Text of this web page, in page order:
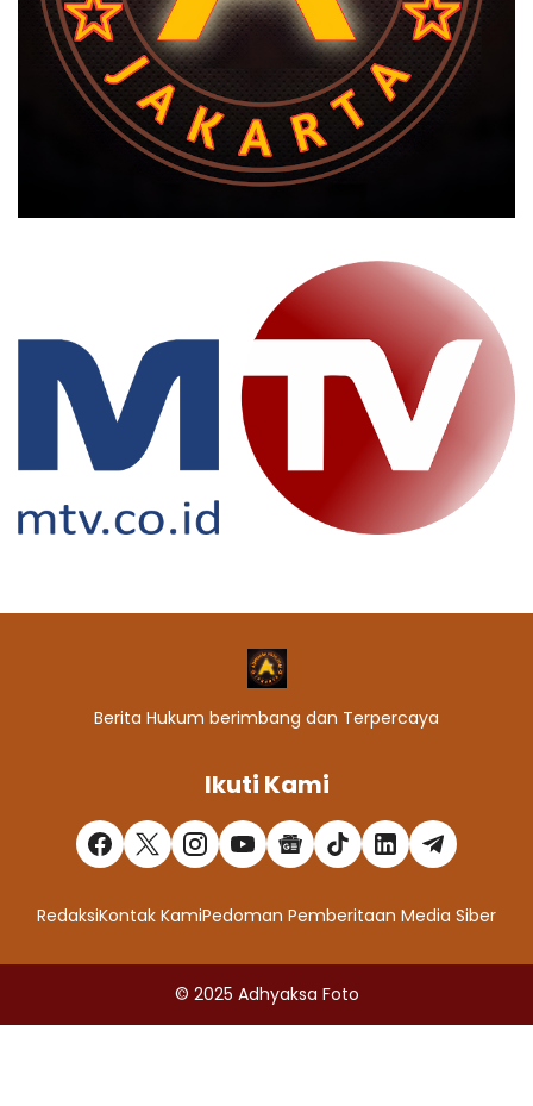
Berita Hukum berimbang dan Terpercaya
Ikuti Kami
RedaksiKontak KamiPedoman Pemberitaan Media Siber
© 2025 Adhyaksa Foto